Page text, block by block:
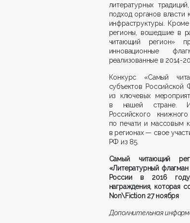
литературных
подход органов власти
инфраструктуры. Кроме
регионы, вошедшие в
читающий регион»
инновационные
реализованные в 2014-
Конкурс «Самый
субъектов Российской
из ключевых
в нашей стране.
Российского
по печати и массовым
в регионах — свое
РФ из 85.
Самый читающий
«Литературный
России в 2016
награждения, которая
Non\Fiction27 ноября
Дополнительная